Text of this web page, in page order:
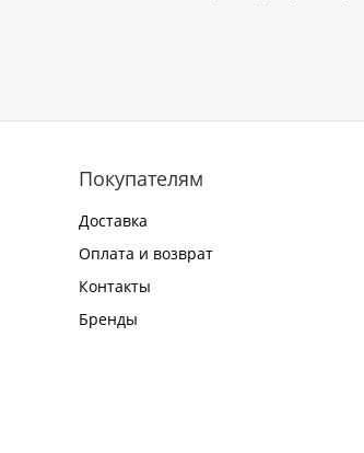
Покупателям
Доставка
Оплата и возврат
Контакты
Бренды